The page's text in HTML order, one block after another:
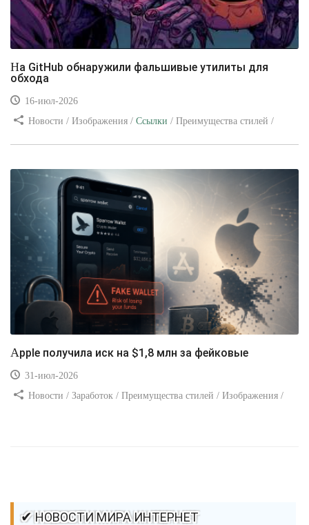
На GitHub обнаружили фальшивые утилиты для
обхода
16-июл-2026
Новости / Изображения / Ссылки / Преимущества стилей /
Apple получила иск на $1,8 млн за фейковые
31-июл-2026
Новости / Заработок / Преимущества стилей / Изображения /
✔ НОВОСТИ МИРА ИНТЕРНЕТ